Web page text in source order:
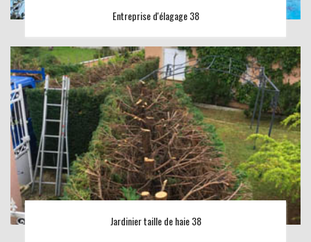
Entreprise d'élagage 38
Jardinier taille de haie 38